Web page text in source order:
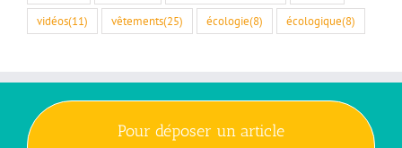
vidéos(11) vêtements(25) écologie(8) écologique(8)
Pour déposer un article